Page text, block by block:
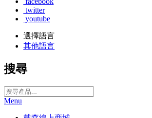
twitter
youtube
選擇語言
其他語言
搜尋
Menu